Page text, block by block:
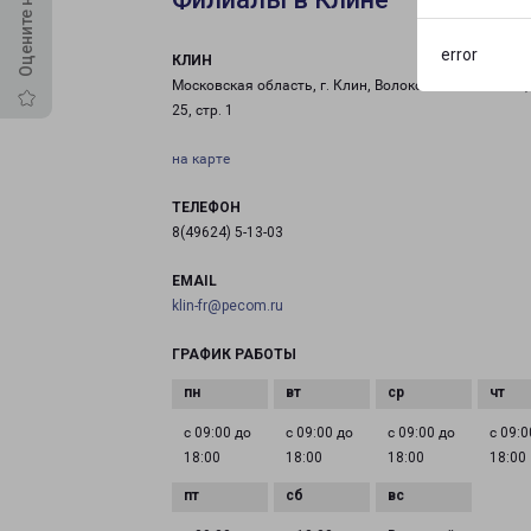
error
КЛИН
Московская область, г. Клин, Волоколамское шоссе,
25, стр. 1
на карте
ТЕЛЕФОН
8(49624) 5-13-03
EMAIL
klin-fr@pecom.ru
ГРАФИК РАБОТЫ
с 09:00 до
18:00
с 09:00 до
18:00
с 09:00 до
18:00
с
18:00